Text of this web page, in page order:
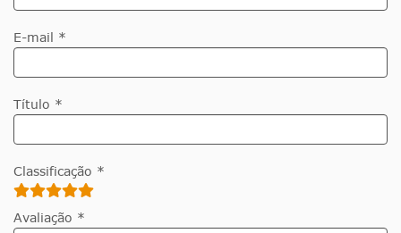
E-mail *
Título *
Classificação *
Avaliação *